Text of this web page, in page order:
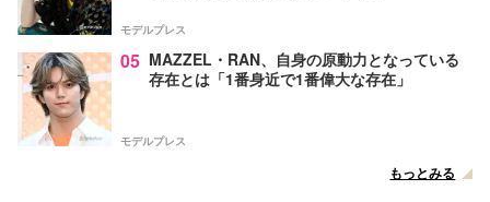
モデルプレス
05 MAZZEL・RAN、自身の原動力となっている
存在とは「1番身近で1番偉大な存在」
モデルプレス
もっとみる